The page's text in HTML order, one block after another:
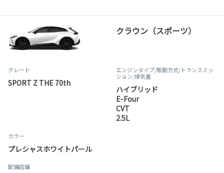
クラウン（スポーツ）
グレード
SPORT Z THE 70th
エンジンタイプ/駆動方式/トランスミッ
ション/排気量
ハイブリッド
E-Four
CVT
2.5L
カラー
プレシャスホワイトパール
配備店舗